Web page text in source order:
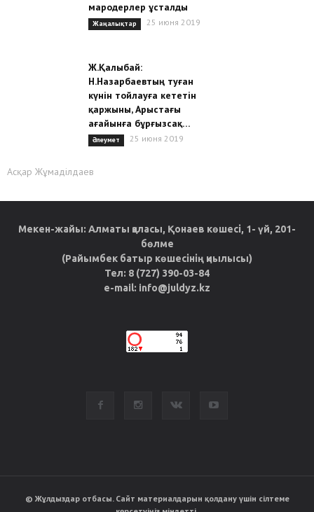
мародерлер ұсталды
Жаңалықтар 25 июня 2019
Ж.Қалыбай:
Н.Назарбаевтың туған
күнін тойлауға кететін
қаржыны, Арыстағы
ағайынға бұрғызсақ…
Әлеумет 25 июня 2019
Асқар Жұмаділдаев
Мекен-жайы: Алматы қаласы, Қонаев көшесі, 1- үй, 201-
бөлме
(Райымбек батыр көшесінің қиылысы)
Тел: 8 (727) 390-03-84
e-mail: info@juldyz.kz
© Жұлдыздар отбасы. Сайт материалдарын қолдану үшін сілтеме